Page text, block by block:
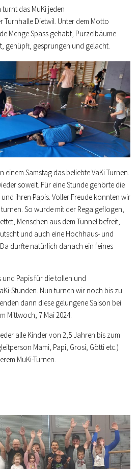
das MuKi jeden
Dietwil. Unter dem Motto
Menge Spass gehabt, Purzelbäume
gehüpft, gesprungen und gelacht.
einem Samstag das beliebte VaKi Turnen.
soweit. Für eine Stunde gehörte die
ihren Papis. Voller Freude konnten wir
So wurde mit der Rega geflogen,
Menschen aus dem Tunnel befreit,
und auch eine Hochhaus- und
durfte natürlich danach ein feines
und Papis für die tollen und
Stunden. Nun turnen wir noch bis zu
dann diese gelungene Saison bei
Mittwoch, 7.Mai 2024.
alle Kinder von 2,5 Jahren bis zum
Mami, Papi, Grosi, Götti etc.)
MuKi-Turnen.